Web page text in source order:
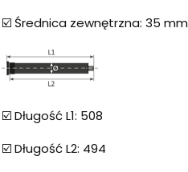
☑️ Średnica zewnętrzna: 35 mm
☑️ Długość L1: 508
☑️ Długość L2: 494